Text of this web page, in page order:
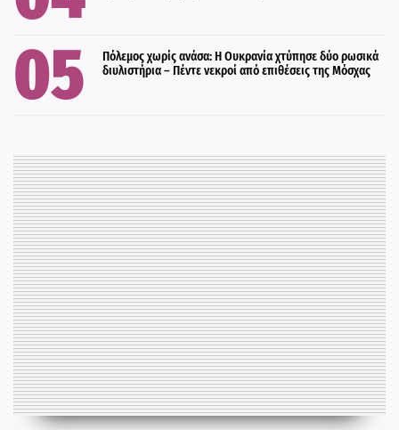
Πόλεμος χωρίς ανάσα: Η Ουκρανία χτύπησε δύο ρωσικά
διυλιστήρια – Πέντε νεκροί από επιθέσεις της Μόσχας